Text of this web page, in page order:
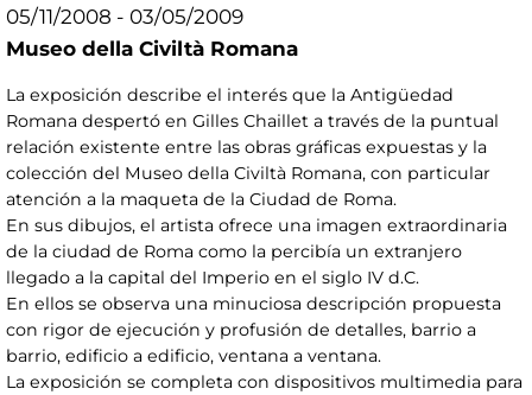
05/11/2008 - 03/05/2009
Museo della Civiltà Romana
La exposición describe el interés que la Antigüedad
Romana despertó en Gilles Chaillet a través de la puntual
relación existente entre las obras gráficas expuestas y la
colección del Museo della Civiltà Romana, con particular
atención a la maqueta de la Ciudad de Roma.
En sus dibujos, el artista ofrece una imagen extraordinaria
de la ciudad de Roma como la percibía un extranjero
llegado a la capital del Imperio en el siglo IV d.C.
En ellos se observa una minuciosa descripción propuesta
con rigor de ejecución y profusión de detalles, barrio a
barrio, edificio a edificio, ventana a ventana.
La exposición se completa con dispositivos multimedia para